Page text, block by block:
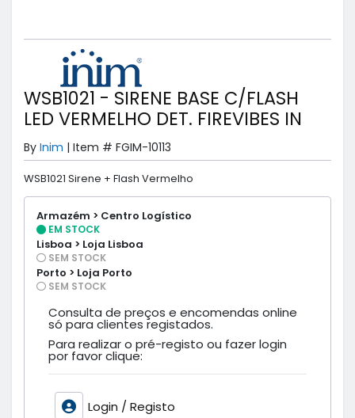
WSB1021 - SIRENE BASE C/FLASH
LED VERMELHO DET. FIREVIBES IN
By Inim | Item # FGIM-10113
WSB1021 Sirene + Flash Vermelho
Armazém > Centro Logístico
EM STOCK
Lisboa > Loja Lisboa
SEM STOCK
Porto > Loja Porto
SEM STOCK
Consulta de preços e encomendas online
só para clientes registados.
Para realizar o pré-registo ou fazer login
por favor clique:
Login / Registo